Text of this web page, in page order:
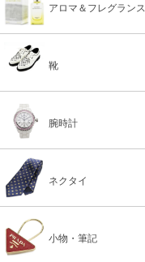
アロマ＆フレグランス
靴
腕時計
ネクタイ
小物・筆記